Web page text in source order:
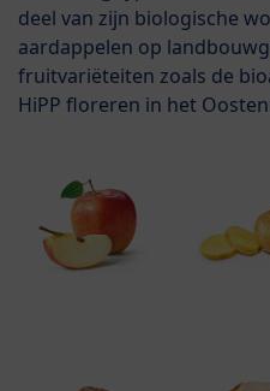
deel van zijn biologische
aardappelen op
fruitvariëteiten zoals de
HiPP floreren in het